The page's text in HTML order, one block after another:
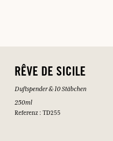
RÊVE DE SICILE
Duftspender & 10 Stäbchen
250ml
Referenz : TD255